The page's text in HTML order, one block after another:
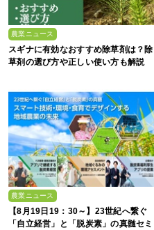
農業ニュース
スギナに有効なおすすめ除草剤は？除
草剤の選び方や正しい使い方も解説
農業ニュース
【8月19日19：30～】23世紀へ繋ぐ
「自立経営」と「脱炭素」の真髄セミ